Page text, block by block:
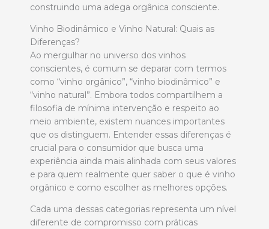
construindo uma adega orgânica consciente.
Vinho Biodinâmico e Vinho Natural: Quais as
Diferenças?
Ao mergulhar no universo dos vinhos
conscientes, é comum se deparar com termos
como “vinho orgânico”, “vinho biodinâmico” e
“vinho natural”. Embora todos compartilhem a
filosofia de mínima intervenção e respeito ao
meio ambiente, existem nuances importantes
que os distinguem. Entender essas diferenças é
crucial para o consumidor que busca uma
experiência ainda mais alinhada com seus valores
e para quem realmente quer saber o que é vinho
orgânico e como escolher as melhores opções.
Cada uma dessas categorias representa um nível
diferente de compromisso com práticas